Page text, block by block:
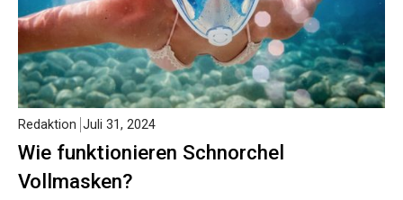
Wie funktionieren Schnorchel
Vollmasken?
Redaktion Juli 31, 2024